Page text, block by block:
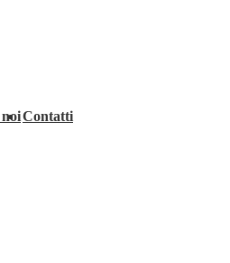
Contatti